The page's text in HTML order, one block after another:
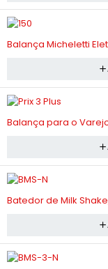
Balança Micheletti
Balança para o
Batedor de Milk